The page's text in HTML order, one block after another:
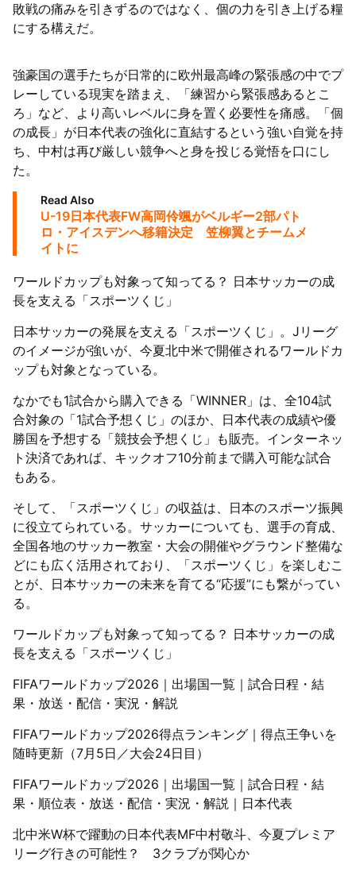
敗戦の痛みを引きずるのではなく、個の力を引き上げる糧
にする構えだ。
強豪国の選手たちが日常的に欧州最高峰の緊張感の中でプ
レーしている現実を踏まえ、「練習から緊張感あるとこ
ろ」など、より高いレベルに身を置く必要性を痛感。「個
の成長」が日本代表の強化に直結するという強い自覚を持
ち、中村は再び厳しい競争へと身を投じる覚悟を口にし
た。
Read Also
U-19日本代表FW高岡伶颯がベルギー2部パト
ロ・アイスデンへ移籍決定 笠柳翼とチームメ
イトに
ワールドカップも対象って知ってる？ 日本サッカーの成
長を支える「スポーツくじ」
日本サッカーの発展を支える「スポーツくじ」。Jリーグ
のイメージが強いが、今夏北中米で開催されるワールドカ
ップも対象となっている。
なかでも1試合から購入できる「WINNER」は、全104試
合対象の「1試合予想くじ」のほか、日本代表の成績や優
勝国を予想する「競技会予想くじ」も販売。インターネッ
ト決済であれば、キックオフ10分前まで購入可能な試合
もある。
そして、「スポーツくじ」の収益は、日本のスポーツ振興
に役立てられている。サッカーについても、選手の育成、
全国各地のサッカー教室・大会の開催やグラウンド整備な
どにも広く活用されており、「スポーツくじ」を楽しむこ
とが、日本サッカーの未来を育てる“応援”にも繋がってい
る。
ワールドカップも対象って知ってる？ 日本サッカーの成
長を支える「スポーツくじ」
FIFAワールドカップ2026｜出場国一覧｜試合日程・結
果・放送・配信・実況・解説
FIFAワールドカップ2026得点ランキング｜得点王争いを
随時更新（7月5日／大会24日目）
FIFAワールドカップ2026｜出場国一覧｜試合日程・結
果・順位表・放送・配信・実況・解説｜日本代表
北中米W杯で躍動の日本代表MF中村敬斗、今夏プレミア
リーグ行きの可能性？ 3クラブが関心か